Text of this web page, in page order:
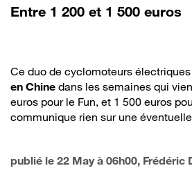
Entre 1 200 et 1 500 euros
Ce duo de cyclomoteurs électriques
en Chine dans les semaines qui
euros pour le Fun, et 1 500 euros
communique rien sur une
publié le 22 May à 06h00, Frédéric